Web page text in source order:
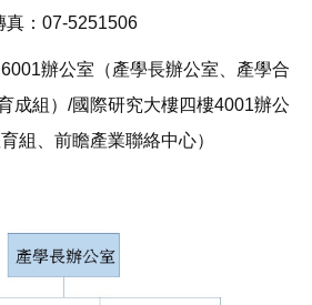
真：07-5251506
辦公室（產學長辦公室、產學合
成組）/國際研究大樓四樓4001辦公
組、前瞻產業聯絡中心）